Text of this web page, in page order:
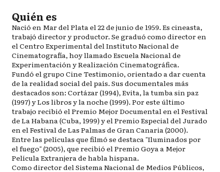
Quién es
Nació en Mar del Plata el 22 de junio de 1959. Es cineasta,
trabajó director y productor. Se graduó como director en
el Centro Experimental del Instituto Nacional de
Cinematografía, hoy llamado Escuela Nacional de
Experimentación y Realización Cinematográfica.
Fundó el grupo Cine Testimonio, orientado a dar cuenta
de la realidad social del país. Sus documentales más
destacados son: Cortázar (1994), Evita, la tumba sin paz
(1997) y Los libros y la noche (1999). Por este último
trabajo recibió el Premio Mejor Documental en el Festival
de La Habana (Cuba, 1999) y el Premio Especial del Jurado
en el Festival de Las Palmas de Gran Canaria (2000).
Entre las películas que filmó se destaca "Iluminados por
el fuego" (2005), que recibió el Premio Goya a Mejor
Película Extranjera de habla hispana.
Como director del Sistema Nacional de Medios Públicos,